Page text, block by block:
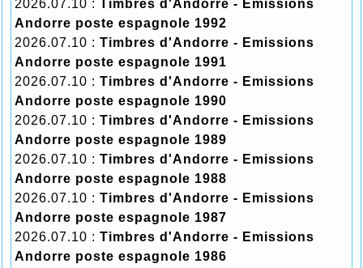
2026.07.10 : Timbres d'Andorre - Emissions
Andorre poste espagnole 1992
2026.07.10 : Timbres d'Andorre - Emissions
Andorre poste espagnole 1991
2026.07.10 : Timbres d'Andorre - Emissions
Andorre poste espagnole 1990
2026.07.10 : Timbres d'Andorre - Emissions
Andorre poste espagnole 1989
2026.07.10 : Timbres d'Andorre - Emissions
Andorre poste espagnole 1988
2026.07.10 : Timbres d'Andorre - Emissions
Andorre poste espagnole 1987
2026.07.10 : Timbres d'Andorre - Emissions
Andorre poste espagnole 1986